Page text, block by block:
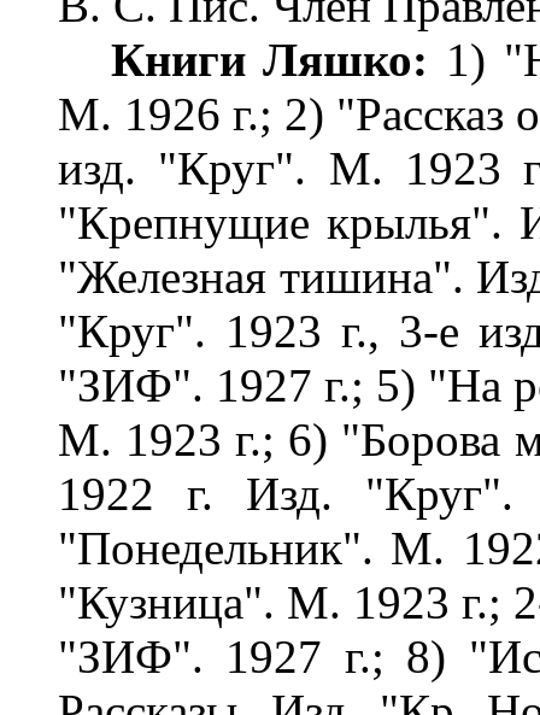
Книги Ляшко: 1)
М. 1926 г.; 2) "Рассказ
изд. "Круг". М. 1923
"Крепнущие
"Железная тишина".
"Круг". 1923 г., 3-е
"ЗИФ". 1927 г.; 5) "На
М. 1923 г.; 6) "Борова
1922 г. Изд.
"Понедельник". М.
"Кузница". М. 1923 г.;
"ЗИФ". 1927 г.; 8)